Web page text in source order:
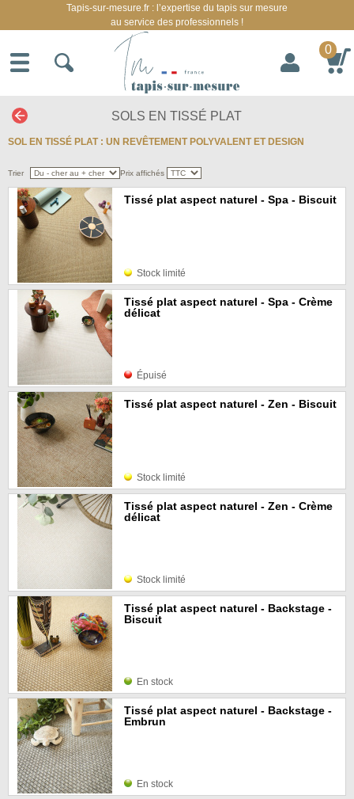
SOLS EN TISSÉ PLAT
SOL EN TISSÉ PLAT : UN REVÊTEMENT POLYVALENT ET DESIGN
Trier Prix affichés
Tissé plat aspect naturel - Spa - Biscuit
Stock limité
Tissé plat aspect naturel - Spa - Crème
délicat
Épuisé
Tissé plat aspect naturel - Zen - Biscuit
Stock limité
Tissé plat aspect naturel - Zen - Crème
délicat
Stock limité
Tissé plat aspect naturel - Backstage -
Biscuit
En stock
Tissé plat aspect naturel - Backstage -
Embrun
En stock
Tapis-sur-mesure.fr : l’expertise du tapis sur mesure
au service des professionnels !
0